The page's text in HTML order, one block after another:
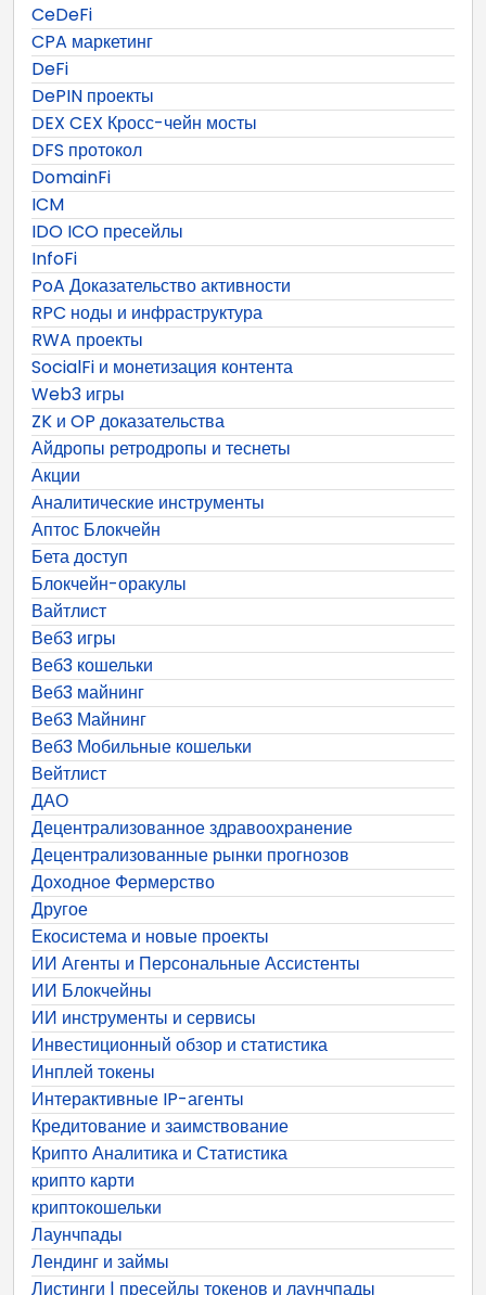
CeDeFi
CPA маркетинг
DeFi
DePIN проекты
DEX CEX Кросс-чейн мосты
DFS протокол
DomainFi
ICM
IDO ICO пресейлы
InfoFi
PoA Доказательство активности
RPC ноды и инфраструктура
RWA проекты
SocialFi и монетизация контента
Web3 игры
ZK и OP доказательства
Айдропы ретродропы и теснеты
Акции
Аналитические инструменты
Аптос Блокчейн
Бета доступ
Блокчейн-оракулы
Вайтлист
Веб3 игры
Веб3 кошельки
Веб3 майнинг
Веб3 Майнинг
Веб3 Мобильные кошельки
Вейтлист
ДАО
Децентрализованное здравоохранение
Децентрализованные рынки прогнозов
Доходное Фермерство
Другое
Екосистема и новые проекты
ИИ Агенты и Персональные Ассистенты
ИИ Блокчейны
ИИ инструменты и сервисы
Инвестиционный обзор и статистика
Инплей токены
Интерактивные IP-агенты
Кредитование и заимствование
Крипто Аналитика и Статистика
крипто карти
криптокошельки
Лаунчпады
Лендинг и займы
Листинги | пресейлы токенов и лаунчпады